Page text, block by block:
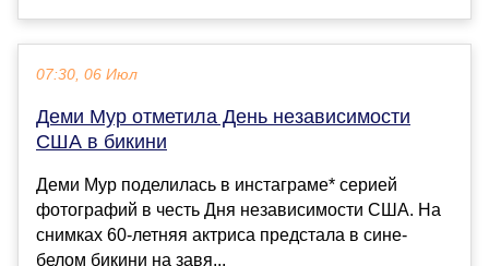
07:30, 06 Июл
Деми Мур отметила День независимости
США в бикини
Деми Мур поделилась в инстаграме* серией
фотографий в честь Дня независимости США. На
снимках 60-летняя актриса предстала в сине-
белом бикини на завя...